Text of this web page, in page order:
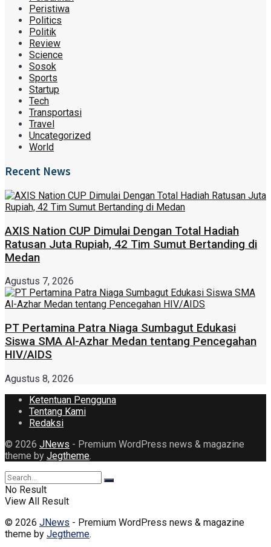
Peristiwa
Politics
Politik
Review
Science
Sosok
Sports
Startup
Tech
Transportasi
Travel
Uncategorized
World
Recent News
AXIS Nation CUP Dimulai Dengan Total Hadiah
Ratusan Juta Rupiah, 42 Tim Sumut Bertanding di
Medan
Agustus 7, 2026
PT Pertamina Patra Niaga Sumbagut Edukasi
Siswa SMA Al-Azhar Medan tentang Pencegahan
HIV/AIDS
Agustus 8, 2026
Ketentuan Pengguna
Tentang Kami
Redaksi
© 2026 JNews - Premium WordPress news & magazine
theme by Jegtheme
No Result
View All Result
© 2026 JNews - Premium WordPress news & magazine
theme by Jegtheme.